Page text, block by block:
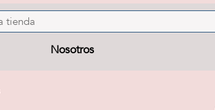
Nosotros